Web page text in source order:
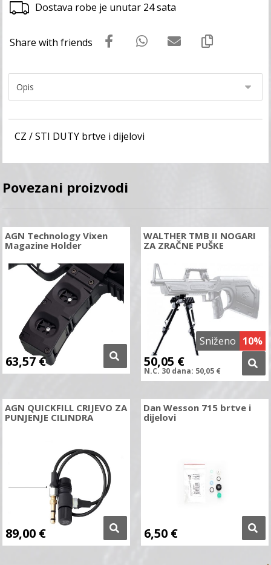
Dostava robe je unutar 24 sata
CZ / STI DUTY brtve i dijelovi
Povezani proizvodi
AGN Technology Vixen
Magazine Holder
63,57€
Sniženo 10%
WALTHER TMB II NOGARI
ZA ZRAČNE PUŠKE
50,05 €
N.C. 30 dana: 50,05 €
AGN QUICKFILL CRIJEVO ZA
PUNJENJE CILINDRA
89,00 €
Dan Wesson 715 brtve i
dijelovi
6,50 €